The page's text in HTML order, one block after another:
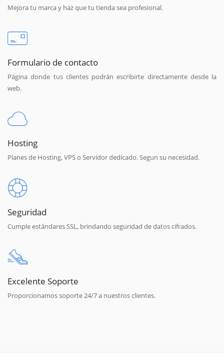
Mejora tu marca y haz que tu tienda sea profesional.
Formulario de contacto
Página donde tus clientes podrán escribirte directamente desde la
web.
Hosting
Planes de Hosting, VPS o Servidor dedicado. Segun su necesidad.
Seguridad
Cumple estándares SSL, brindando seguridad de datos cifrados.
Excelente Soporte
Proporcionamos soporte 24/7 a nuestros clientes.